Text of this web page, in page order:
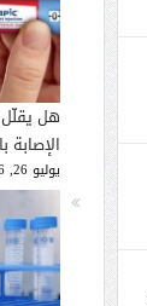
هل
الإصابة
يوليو 26, 2026